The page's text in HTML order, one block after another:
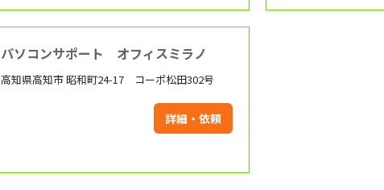
パソコンサポート オフィスミラノ
高知県高知市 昭和町24-17 コーポ松田302号
詳細・依頼